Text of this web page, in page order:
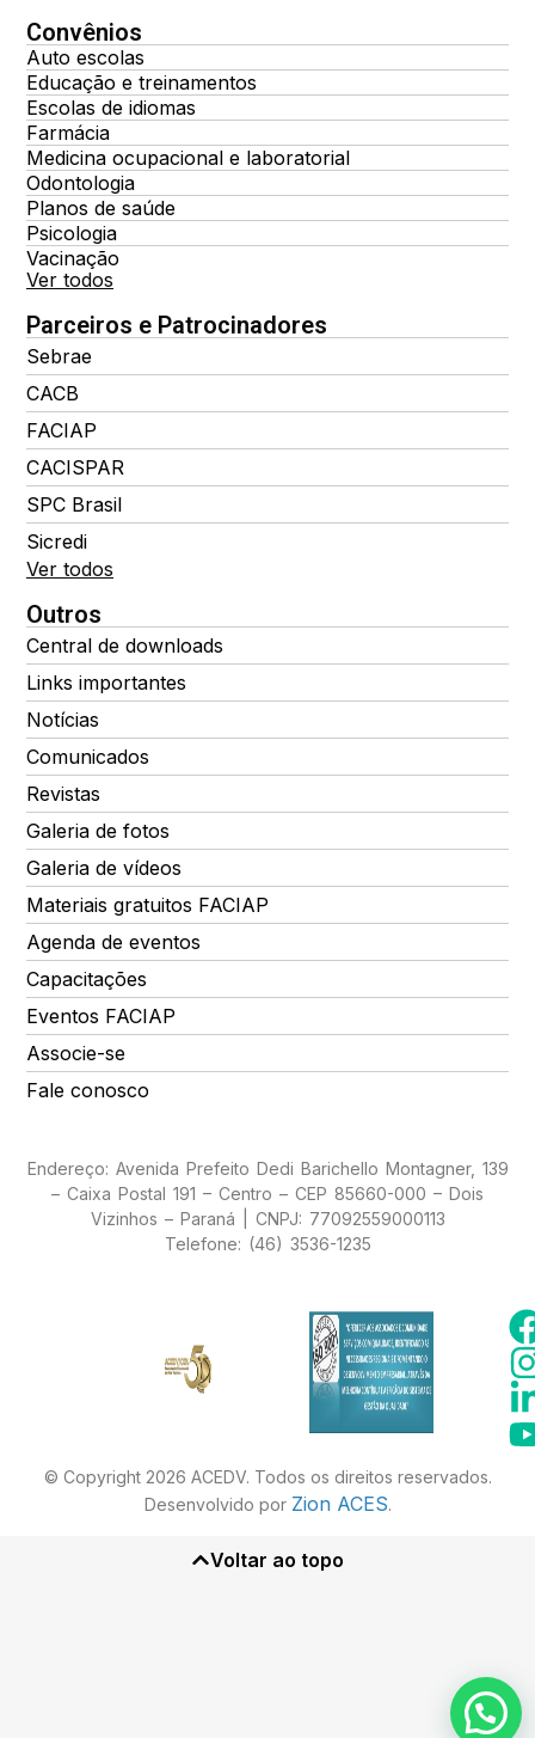
Convênios
Auto escolas
Educação e treinamentos
Escolas de idiomas
Farmácia
Medicina ocupacional e laboratorial
Odontologia
Planos de saúde
Psicologia
Vacinação
Ver todos
Parceiros e Patrocinadores
Sebrae
CACB
FACIAP
CACISPAR
SPC Brasil
Sicredi
Ver todos
Outros
Central de downloads
Links importantes
Notícias
Comunicados
Revistas
Galeria de fotos
Galeria de vídeos
Materiais gratuitos FACIAP
Agenda de eventos
Capacitações
Eventos FACIAP
Associe-se
Fale conosco
Endereço: Avenida Prefeito Dedi Barichello Montagner, 139
– Caixa Postal 191 – Centro – CEP 85660-000 – Dois
Vizinhos – Paraná | CNPJ: 77092559000113
Telefone: (46) 3536-1235
© Copyright 2026 ACEDV. Todos os direitos reservados.
Desenvolvido por Zion ACES.
Voltar ao topo